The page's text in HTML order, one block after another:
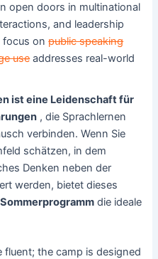
open doors in multinational
and leadership
focus onpublic speaking
useaddresses real-world
ist eine Leidenschaft für
, die Sprachlernen
verbinden. Wenn Sie
schätzen, in dem
Denken neben der
werden, bietet dieses
die ideale
the camp is designed